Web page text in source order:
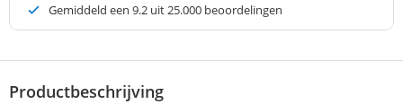
Gemiddeld een 9.2 uit 25.000 beoordelingen
Productbeschrijving